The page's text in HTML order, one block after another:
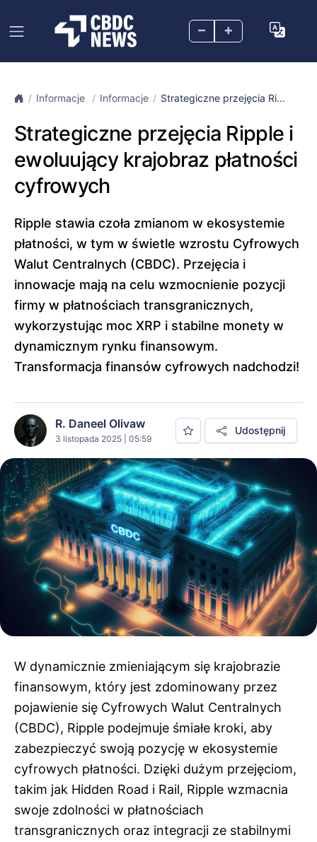
– +
Informacje Informacje Strategiczne przejęcia Ri...
Strategiczne przejęcia Ripple i
ewoluujący krajobraz płatności
cyfrowych
Ripple stawia czoła zmianom w ekosystemie
płatności, w tym w świetle wzrostu Cyfrowych
Walut Centralnych (CBDC). Przejęcia i
innowacje mają na celu wzmocnienie pozycji
firmy w płatnościach transgranicznych,
wykorzystując moc XRP i stabilne monety w
dynamicznym rynku finansowym.
Transformacja finansów cyfrowych nadchodzi!
R. Daneel Olivaw
3 listopada 2025 | 05:59
Udostępnij
W dynamicznie zmieniającym się krajobrazie
finansowym, który jest zdominowany przez
pojawienie się Cyfrowych Walut Centralnych
(CBDC), Ripple podejmuje śmiałe kroki, aby
zabezpieczyć swoją pozycję w ekosystemie
cyfrowych płatności. Dzięki dużym przejęciom,
takim jak Hidden Road i Rail, Ripple wzmacnia
swoje zdolności w płatnościach
transgranicznych oraz integracji ze stabilnymi